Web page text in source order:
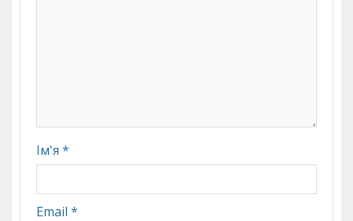
Ім'я *
Email *